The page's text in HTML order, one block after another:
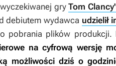
gryTom
debiutem wydawca udzielił
pobrania plików produkcji.
na cyfrową wersję
możliwości dziś o